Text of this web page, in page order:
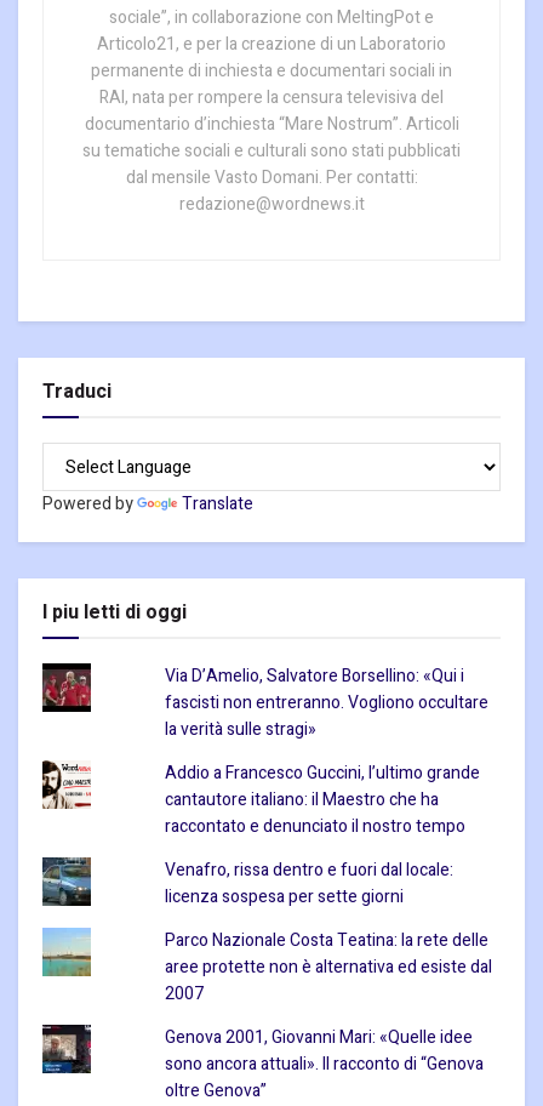
sociale”, in collaborazione con MeltingPot e
Articolo21, e per la creazione di un Laboratorio
permanente di inchiesta e documentari sociali in
RAI, nata per rompere la censura televisiva del
documentario d’inchiesta “Mare Nostrum”. Articoli
su tematiche sociali e culturali sono stati pubblicati
dal mensile Vasto Domani. Per contatti:
redazione@wordnews.it
Traduci
Powered by Translate
I piu letti di oggi
Via D’Amelio, Salvatore Borsellino: «Qui i
fascisti non entreranno. Vogliono occultare
la verità sulle stragi»
Addio a Francesco Guccini, l’ultimo grande
cantautore italiano: il Maestro che ha
raccontato e denunciato il nostro tempo
Venafro, rissa dentro e fuori dal locale:
licenza sospesa per sette giorni
Parco Nazionale Costa Teatina: la rete delle
aree protette non è alternativa ed esiste dal
2007
Genova 2001, Giovanni Mari: «Quelle idee
sono ancora attuali». Il racconto di “Genova
oltre Genova”